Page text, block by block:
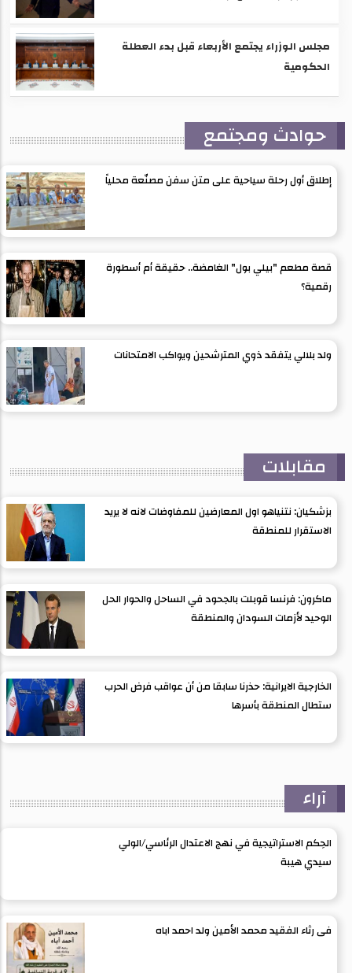
مجلس الوزراء يجتمع الأربعاء قبل بدء العطلة
الحكومية
حوادث ومجتمع
إطلاق أول رحلة سياحية على متن سفن مصنّعة محلياً
قصة مطعم "بيلي بول" الغامضة.. حقيقة أم أسطورة
رقمية؟
ولد بلالي يتفقد ذوي المترشحين ويواكب الامتحانات
مقابلات
بزشكيان: نتنياهو اول المعارضين للمفاوضات لانه لا يريد
الاستقرار للمنطقة
ماكرون: فرنسا قوبلت بالجحود في الساحل والحوار الحل
الوحيد لأزمات السودان والمنطقة
الخارجية الايرانية: حذرنا سابقا من أن عواقب فرض الحرب
ستطال المنطقة بأسرها
آراء
الحِكم الاستراتيجية في نهج الاعتدال الرئاسي/الولي
سيدي هيبة
فى رثاء الفقيد محمد الأمين ولد احمد اباه